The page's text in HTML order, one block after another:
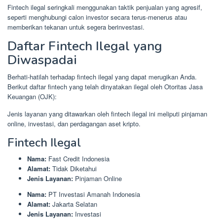
Fintech ilegal seringkali menggunakan taktik penjualan yang agresif,
seperti menghubungi calon investor secara terus-menerus atau
memberikan tekanan untuk segera berinvestasi.
Daftar Fintech Ilegal yang
Diwaspadai
Berhati-hatilah terhadap fintech ilegal yang dapat merugikan Anda.
Berikut daftar fintech yang telah dinyatakan ilegal oleh Otoritas Jasa
Keuangan (OJK):
Jenis layanan yang ditawarkan oleh fintech ilegal ini meliputi pinjaman
online, investasi, dan perdagangan aset kripto.
Fintech Ilegal
Nama: Fast Credit Indonesia
Alamat: Tidak Diketahui
Jenis Layanan: Pinjaman Online
Nama: PT Investasi Amanah Indonesia
Alamat: Jakarta Selatan
Jenis Layanan: Investasi